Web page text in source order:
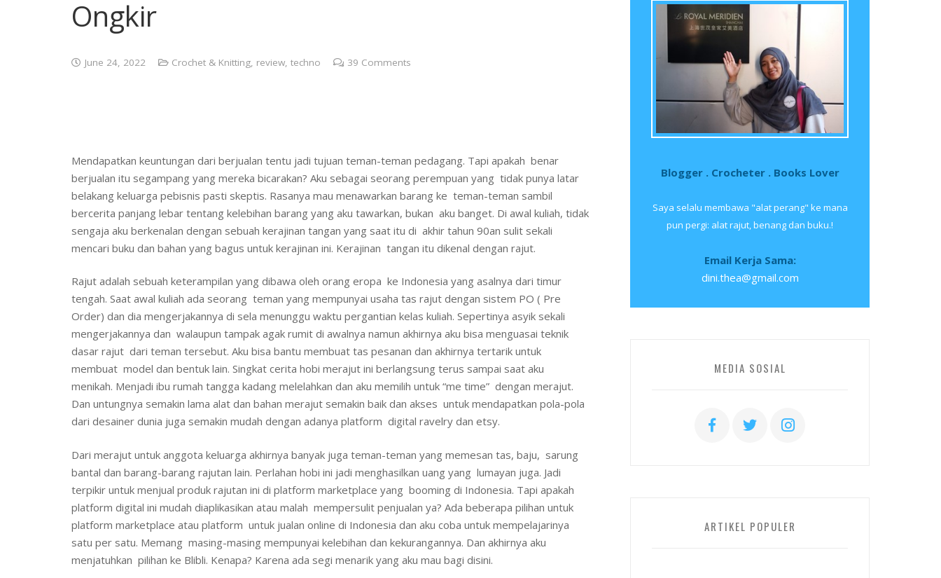
Ongkir
June 24, 2022 Crochet & Knitting review techno 39 Comments
Mendapatkan keuntungan dari berjualan tentu jadi tujuan teman-teman pedagang. Tapi apakah benar
berjualan itu segampang yang mereka bicarakan? Aku sebagai seorang perempuan yang tidak punya latar
belakang keluarga pebisnis pasti skeptis. Rasanya mau menawarkan barang ke teman-teman sambil
bercerita panjang lebar tentang kelebihan barang yang aku tawarkan, bukan aku banget. Di awal kuliah, tidak
sengaja aku berkenalan dengan sebuah kerajinan tangan yang saat itu di akhir tahun 90an sulit sekali
mencari buku dan bahan yang bagus untuk kerajinan ini. Kerajinan tangan itu dikenal dengan rajut.
Rajut adalah sebuah keterampilan yang dibawa oleh orang eropa ke Indonesia yang asalnya dari timur
tengah. Saat awal kuliah ada seorang teman yang mempunyai usaha tas rajut dengan sistem PO ( Pre
Order) dan dia mengerjakannya di sela menunggu waktu pergantian kelas kuliah. Sepertinya asyik sekali
mengerjakannya dan walaupun tampak agak rumit di awalnya namun akhirnya aku bisa menguasai teknik
dasar rajut dari teman tersebut. Aku bisa bantu membuat tas pesanan dan akhirnya tertarik untuk
membuat model dan bentuk lain. Singkat cerita hobi merajut ini berlangsung terus sampai saat aku
menikah. Menjadi ibu rumah tangga kadang melelahkan dan aku memilih untuk “me time” dengan merajut.
Dan untungnya semakin lama alat dan bahan merajut semakin baik dan akses untuk mendapatkan pola-pola
dari desainer dunia juga semakin mudah dengan adanya platform digital ravelry dan etsy.
Dari merajut untuk anggota keluarga akhirnya banyak juga teman-teman yang memesan tas, baju, sarung
bantal dan barang-barang rajutan lain. Perlahan hobi ini jadi menghasilkan uang yang lumayan juga. Jadi
terpikir untuk menjual produk rajutan ini di platform marketplace yang booming di Indonesia. Tapi apakah
platform digital ini mudah diaplikasikan atau malah mempersulit penjualan ya? Ada beberapa pilihan untuk
platform marketplace atau platform untuk jualan online di Indonesia dan aku coba untuk mempelajarinya
satu per satu. Memang masing-masing mempunyai kelebihan dan kekurangannya. Dan akhirnya aku
menjatuhkan pilihan ke Blibli. Kenapa? Karena ada segi menarik yang aku mau bagi disini.
Blogger . Crocheter . Books Lover
Saya selalu membawa "alat perang" ke mana
pun pergi: alat rajut, benang dan buku.!
Email Kerja Sama:
dini.thea@gmail.com
MEDIA SOSIAL
ARTIKEL POPULER